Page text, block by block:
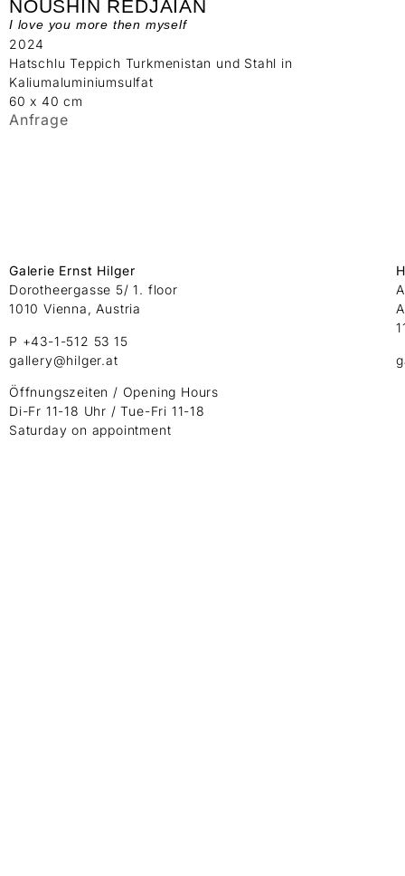
NOUSHIN REDJAIAN
I love you more then myself
2024
Hatschlu Teppich Turkmenistan und Stahl in
Kaliumaluminiumsulfat
60 x 40 cm
Anfrage
Galerie Ernst Hilger
Dorotheergasse 5/ 1. floor
1010 Vienna, Austria
P +43-1-512 53 15
gallery@hilger.at
Öffnungszeiten / Opening Hours
Di-Fr 11-18 Uhr / Tue-Fri 11-18
Saturday on appointment